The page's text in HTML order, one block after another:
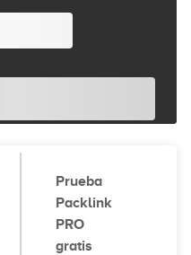
Prueba
Packlink
PRO
gratis